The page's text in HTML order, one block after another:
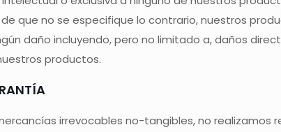
que no se especifique lo contrario, nuestros
daño incluyendo, pero no limitado a, daños
productos.
irrevocables no-tangibles, no